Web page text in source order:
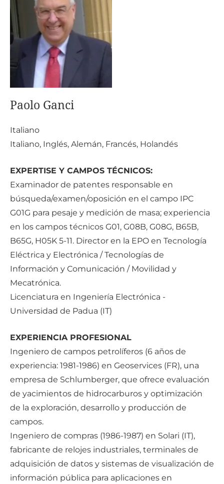
Paolo Ganci
Italiano
Italiano, Inglés, Alemán, Francés, Holandés
EXPERTISE Y CAMPOS TÉCNICOS:
Examinador de patentes responsable en
búsqueda/examen/oposición en el campo IPC
G01G para pesaje y medición de masa; experiencia
en los campos técnicos G01, G08B, G08G, B65B,
B65G, H05K 5-11. Director en la EPO en Tecnología
Eléctrica y Electrónica / Tecnologías de
Información y Comunicación / Movilidad y
Mecatrónica.
Licenciatura en Ingeniería Electrónica -
Universidad de Padua (IT)
EXPERIENCIA PROFESIONAL
Ingeniero de campos petrolíferos (6 años de
experiencia: 1981-1986) en Geoservices (FR), una
empresa de Schlumberger, que ofrece evaluación
de yacimientos de hidrocarburos y optimización
de la exploración, desarrollo y producción de
campos.
Ingeniero de compras (1986-1987) en Solari (IT),
fabricante de relojes industriales, terminales de
adquisición de datos y sistemas de visualización de
información pública para aplicaciones en